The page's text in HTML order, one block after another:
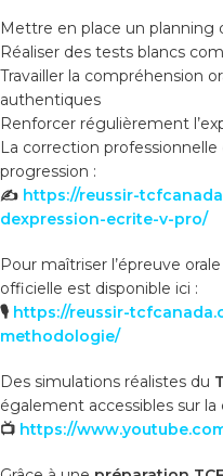
Mettre en place un planning
Réaliser des tests blancs
Travailler la compréhension
authentiques
Renforcer régulièrement
La correction
progression :
✍️ https://reussir-
dexpression-ecrite-v-pro/
Pour maîtriser l’épreuve
officielle est disponible ici :
🎙️ https://reussir-
methodologie/
Des simulations réalistes du
également accessibles sur la
📺 https://